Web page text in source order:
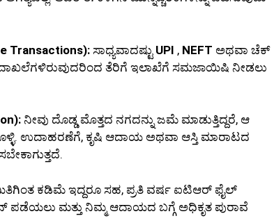
Transactions): ಸಾಧ್ಯವಾದಷ್ಟು UPI , NEFT ಅಥವಾ ಚೆಕ್
ತೆರಿಗೆ ಇಲಾಖೆಗೆ ಸಮಜಾಯಿಷಿ ನೀಡಲು
ನೀವು ದೊಡ್ಡ ಮೊತ್ತದ ನಗದನ್ನು ಜಮೆ ಮಾಡುತ್ತಿದ್ದರೆ, ಆ
ಉದಾಹರಣೆಗೆ, ಕೃಷಿ ಆದಾಯ ಅಥವಾ ಆಸ್ತಿ ಮಾರಾಟದ
ಕಡಿಮೆ ಇದ್ದರೂ ಸಹ, ಪ್ರತಿ ವರ್ಷ ಐಟಿಆರ್ ಫೈಲ್
ಪಡೆಯಲು ಮತ್ತು ನಿಮ್ಮ ಆದಾಯದ ಬಗ್ಗೆ ಅಧಿಕೃತ ಪುರಾವೆ